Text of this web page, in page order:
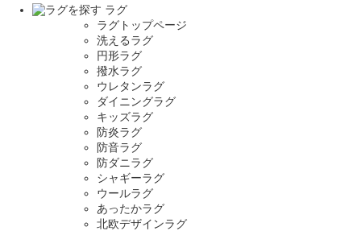
ラグ
ラグトップページ
洗えるラグ
円形ラグ
撥水ラグ
ウレタンラグ
ダイニングラグ
キッズラグ
防炎ラグ
防音ラグ
防ダニラグ
シャギーラグ
ウールラグ
あったかラグ
北欧デザインラグ